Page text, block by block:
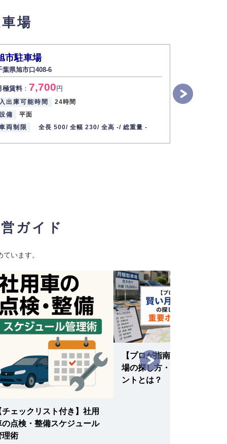
。
合は開示いたしません）。
場
市駐車場
葉県旭市口408-6
極賃料： 7,700円
入出庫可能時間
24時間
備
平面
両制限
全長 500/ 全幅 230/ 全高 -/ 総重量 -
月極賃料
ガイド
います。
チェックリスト付き】社用
の点検・整備スケジュール
理術
【プロが指南】賢い月極駐車
場の探し方・選択の重要ポイ
ントとは？